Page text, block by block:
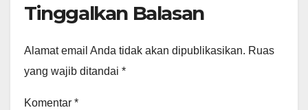
Tinggalkan Balasan
Alamat email Anda tidak akan dipublikasikan. Ruas
yang wajib ditandai *
Komentar *